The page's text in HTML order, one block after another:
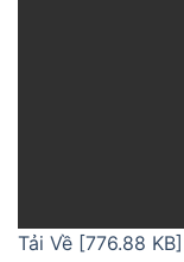
Tải Về [776.88 KB]